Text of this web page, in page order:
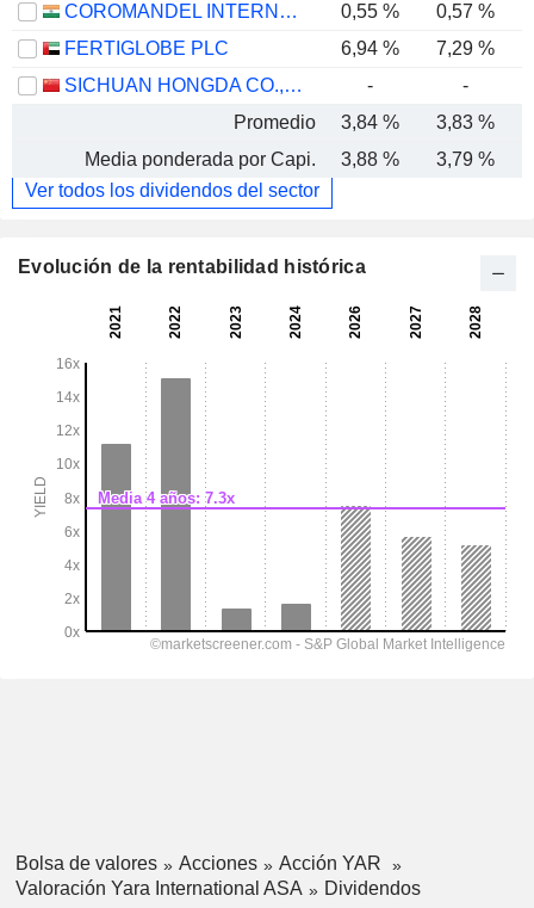
COROMANDEL INTERNATIONAL LIMITED
0,55 % 0,57 %
FERTIGLOBE PLC
6,94 % 7,29 %
SICHUAN HONGDA CO.,LTD
-
-
Promedio
3,84 %
3,83 %
Media ponderada por Capi.
3,88 %
3,79 %
Ver todos los dividendos del sector
Evolución de la rentabilidad histórica
Bolsa de valores Acciones
Acción YAR
Valoración Yara International ASA
Dividendos